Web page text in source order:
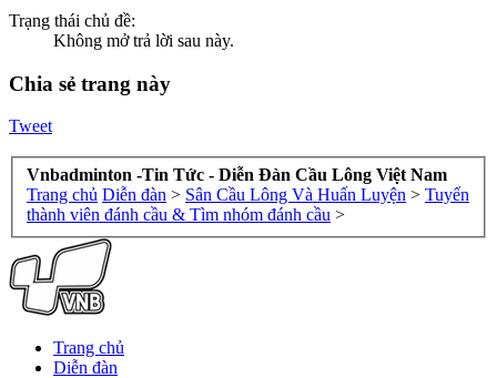
Trạng thái chủ đề:
Không mở trả lời sau này.
Chia sẻ trang này
Tweet
Vnbadminton -Tin Tức - Diễn Đàn Cầu Lông Việt Nam
Trang chủ Diễn đàn > Sân Cầu Lông Và Huấn Luyện > Tuyển
thành viên đánh cầu & Tìm nhóm đánh cầu >
Trang chủ
Diễn đàn